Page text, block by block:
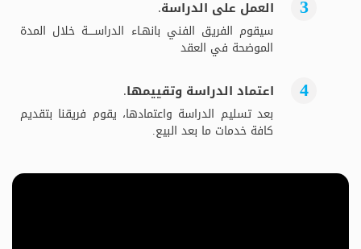
العمل على الدراسة.
سيقوم الفريق الفني بانهـاء الدراســــة خلال المدة
الموضحة في العقد
اعتماد الدراسة وتقييمها.
بعد تسليم الدراسة واعتمادها، يقوم فريقنا بتقديم
كافة خدمات ما بعد البيع.